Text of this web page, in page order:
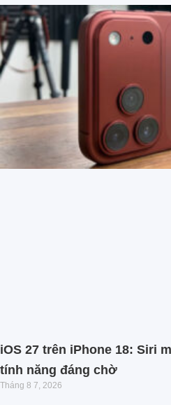
iOS 27 trên iPhone 18: Siri
tính năng đáng chờ
Tháng 8 7, 2026